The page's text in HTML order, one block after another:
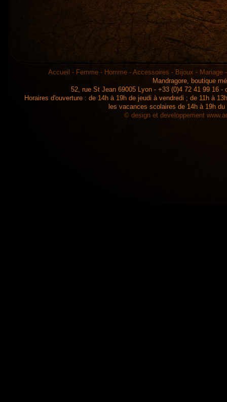
Accueil - Femme - Homme - Accessoires - Bijoux - Mariage
Mandragore, boutique
52, rue St Jean 69005 Lyon - +33 (0)4 72 41 99 16 -
Horaires d'ouverture : de 14h à 19h de jeudi à vendredi ; de 11h à
les vacances scolaires de 14h à 19h
© design et developpement